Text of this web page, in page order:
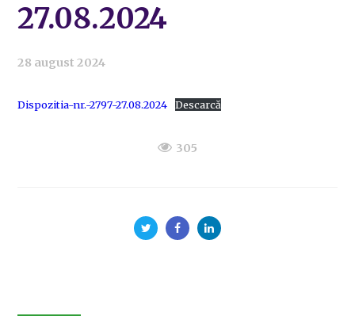
27.08.2024
28 august 2024
Dispozitia-nr.-2797-27.08.2024 Descarcă
305